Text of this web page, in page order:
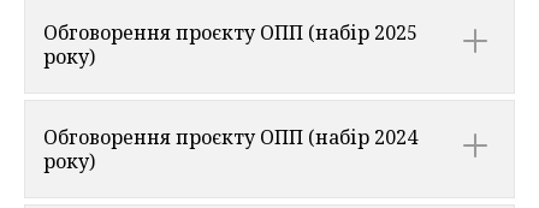
Обговорення проєкту ОПП (набір 2025
року)
Обговорення проєкту ОПП (набір 2024
року)